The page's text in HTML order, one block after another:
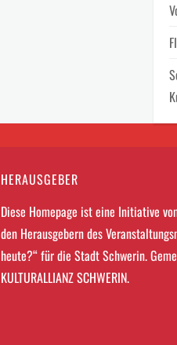
HERAUSGEBER
Diese Homepage ist eine Initiative
den Herausgebern des
heute?“ für die Stadt Schwerin.
KULTURALLIANZ SCHWERIN.